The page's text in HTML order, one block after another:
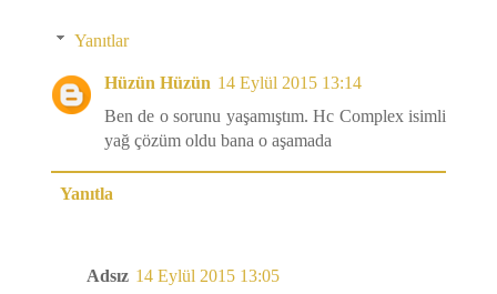
Yanıtlar
Hüzün Hüzün 14 Eylül 2015 13:14
Ben de o sorunu yaşamıştım. Hc Complex isimli
yağ çözüm oldu bana o aşamada
Yanıtla
Adsız 14 Eylül 2015 13:05